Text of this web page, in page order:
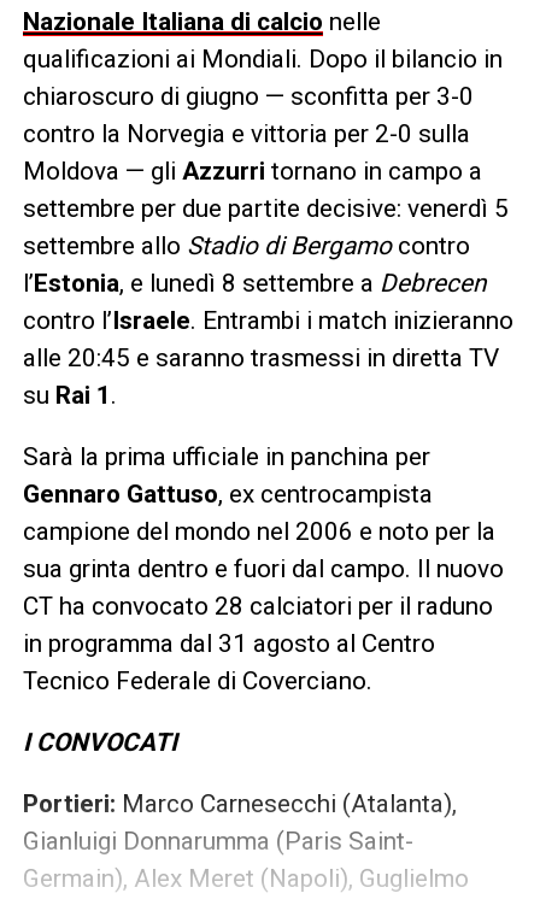
Nazionale Italiana di calcio nelle
qualificazioni ai Mondiali. Dopo il bilancio in
chiaroscuro di giugno — sconfitta per 3-0
contro la Norvegia e vittoria per 2-0 sulla
Moldova — gli Azzurri tornano in campo a
settembre per due partite decisive: venerdì 5
settembre allo Stadio di Bergamocontro
l’Estonia, e lunedì 8 settembre a Debrecen
contro l’Israele. Entrambi i match inizieranno
alle 20:45 e saranno trasmessi in diretta TV
su Rai 1 .
Sarà la prima ufficiale in panchina per
Gennaro Gattuso, ex centrocampista
campione del mondo nel 2006 e noto per la
sua grinta dentro e fuori dal campo. Il nuovo
CT ha convocato 28 calciatori per il raduno
in programma dal 31 agosto al Centro
Tecnico Federale di Coverciano.
I CONVOCATI
Portieri: Marco Carnesecchi (Atalanta),
Gianluigi Donnarumma (Paris Saint-
Germain), Alex Meret (Napoli), Guglielmo